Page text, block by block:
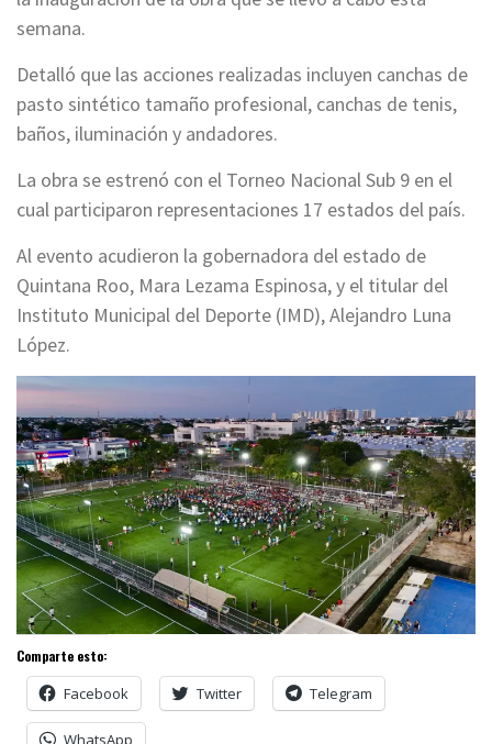
semana.
Detalló que las acciones realizadas incluyen canchas de
pasto sintético tamaño profesional, canchas de tenis,
baños, iluminación y andadores.
La obra se estrenó con el Torneo Nacional Sub 9 en el
cual participaron representaciones 17 estados del país.
Al evento acudieron la gobernadora del estado de
Quintana Roo, Mara Lezama Espinosa, y el titular del
Instituto Municipal del Deporte (IMD), Alejandro Luna
López.
Comparte esto:
Facebook Twitter Telegram
WhatsApp